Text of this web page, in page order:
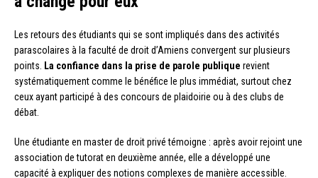
Les retours des étudiants qui se sont impliqués dans des activités
parascolaires à la faculté de droit d’Amiens convergent sur plusieurs
points. La confiance dans la prise de parole publique revient
systématiquement comme le bénéfice le plus immédiat, surtout chez
ceux ayant participé à des concours de plaidoirie ou à des clubs de
débat.
Une étudiante en master de droit privé témoigne : après avoir rejoint une
association de tutorat en deuxième année, elle a développé une
capacité à expliquer des notions complexes de manière accessible.